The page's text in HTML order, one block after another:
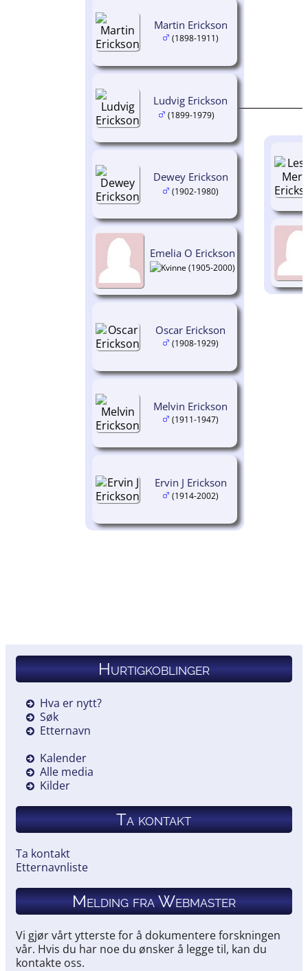
Martin Erickson
(1898-1911)
Dewey Erickson
(1902-1980)
Emelia O Erickson
(1905-2000)
Oscar Erickson
(1908-1929)
Melvin Erickson
(1911-1947)
Ervin J Erickson
(1914-2002)
Ludvig Erickson
(1899-1979)
Hurtigkoblinger
Hva er nytt?
Søk
Etternavn
Kalender
Alle media
Kilder
Ta kontakt
Ta kontakt
Etternavnliste
Melding fra Webmaster
Vi gjør vårt ytterste for å dokumentere forskningen
vår. Hvis du har noe du ønsker å legge til, kan du
kontakte oss.